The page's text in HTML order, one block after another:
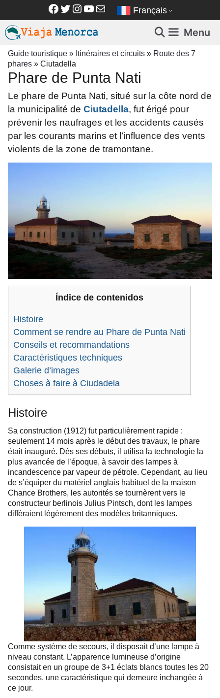
contenu
Facebook
Twitter
Instagram
YouTube
E-mail Français
Menu
Guide touristique » Itinéraires et circuits » Route des 7
phares » Ciutadella
Phare de Punta Nati
Le phare de Punta Nati, situé sur la côte nord de
la municipalité de Ciutadella, fut érigé pour
prévenir les naufrages et les accidents causés
par les courants marins et l’influence des vents
violents de la zone de tramontane.
Índice de contenidos
Histoire
Comment se rendre au Phare de Punta Nati
Conseils et recommandations
Caractéristiques techniques
Galerie d’images
Choses à faire à Ciudadela
Histoire
Sa construction (1912) fut particulièrement rapide :
seulement 14 mois après le début des travaux, le phare
était inauguré. Dès ses débuts, il utilisa la technologie la
plus avancée de l’époque, à savoir des lampes à
incandescence par vapeur de pétrole. Cependant, au lieu
de s’équiper du matériel anglais habituel de la maison
Chance Brothers, les autorités se tournèrent vers le
constructeur berlinois Julius Pintsch, dont les lampes
différaient légèrement des modèles britanniques.
Comme système de secours, il disposait d’une lampe à
niveau constant. L’apparence lumineuse d’origine
consistait en un groupe de 3+1 éclats blancs toutes les 20
secondes, une caractéristique qui demeure inchangée à
ce jour.